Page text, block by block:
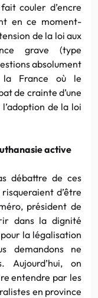
couler d’encre
en ce moment-
de la loi aux
grave (type
absolument
la France où le
de crainte d’une
de la loi
active
débattre de ces
d’être
président de
dans la dignité
la légalisation
demandons ne
Aujourd’hui, on
entendre par les
en province